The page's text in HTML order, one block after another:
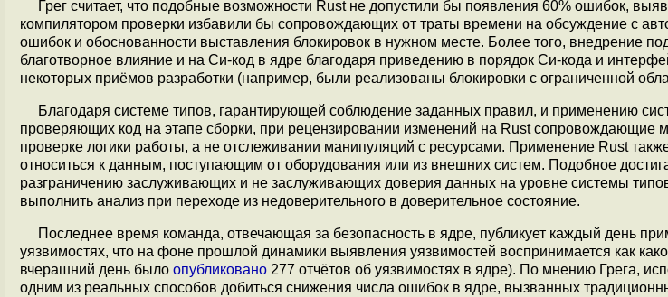
Грег считает, что подобные возможности Rust не допустили бы появления 60% ошибок,
компилятором проверки избавили бы сопровождающих от траты времени на обсуждение с
ошибок и обоснованности выставления блокировок в нужном месте. Более того, внедрение
благотворное влияние и на Си-код в ядре благодаря приведению в порядок Си-кода и
некоторых приёмов разработки (например, были реализованы блокировки с ограниченной
Благодаря системе типов, гарантирующей соблюдение заданных правил, и применению
проверяющих код на этапе сборки, при рецензировании изменений на Rust сопровождающие
проверке логики работы, а не отслеживании манипуляций с ресурсами. Применение Rust
относиться к данным, поступающим от оборудования или из внешних систем. Подобное
разграничению заслуживающих и не заслуживающих доверия данных на уровне системы
выполнить анализ при переходе из недоверительного в доверительное состояние.
Последнее время команда, отвечающая за безопасность в ядре, публикует каждый день
уязвимостях, что на фоне прошлой динамики выявления уязвимостей воспринимается как
вчерашний день было опубликовано 277 отчётов об уязвимостях в ядре). По мнению Грега,
одним из реальных способов добиться снижения числа ошибок в ядре, вызванных